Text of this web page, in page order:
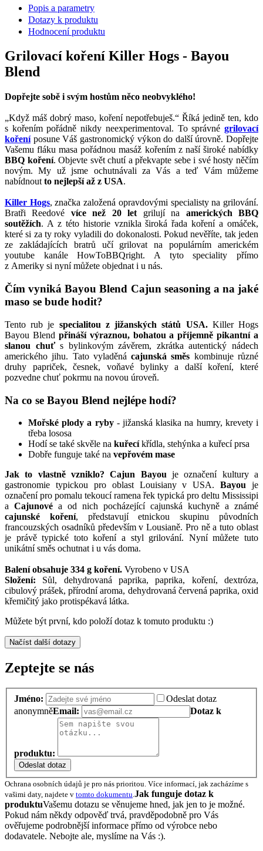
Popis a parametry
Dotazy k produktu
Hodnocení produktu
Grilovací koření Killer Hogs - Bayou
Blend
Dopřejte sobě i svým hostům něco neobvyklého!
„Když máš dobrý maso, koření nepotřebuješ.“ Říká jedině ten, kdo
s kořením pořádně nikdy neexperimentoval. To správné grilovací
kořeníposune Váš gastronomický výkon do další úrovně. Dopřejte
Vašemu fláku masa pořádnou masáž kořením z naší široké nabídky
BBQ koření. Objevte svět chutí a překvapte sebe i své hosty něčím
novým. My už jsme ochutnávali za Vás a teď Vám můžeme
nabídnout to nejlepší až z USA.
Killer Hogs, značka založená opravdovými specialisty na grilování.
Bratři Reedové více než 20 let grilují na amerických BBQ
soutěžích. A z této historie vznikla široká řada koření a omáček,
které si za ty roky vyladili do dokonalosti. Pokud nevěříte, tak jeden
ze zakládajících bratrů učí grilovat na populárním americkém
youtube kanále HowToBBQright. A tyto speciality přímo
z Ameriky si nyní můžete objednat i u nás.
Čím vyniká Bayou Blend Cajun seasoning a na jaké
maso se bude hodit?
Tento rub je specialitou z jižanských států USA.Killer Hogs
Bayou Blend přináší výraznou, bohatou a příjemně pikantní a
slanou chuťs bylinkovým závěrem, zkrátka autentický nádech
amerického jihu. Tato vyladěnácajunská směs kombinuje různé
druhy papriček, česnek, voňavé bylinky a další koření, které
pozvedne chuť pokrmu na novou úroveň.
Na co se Bayou Blend nejlépe hodí?
Mořské plody a ryby - jižanská klasika na humry, krevety i
třeba lososa
Hodí se také skvěle na kuřecíkřídla, stehýnka a kuřecí prsa
Dobře funguje také na vepřovém mase
Jak to vlastně vzniklo? Cajun Bayou je označení kultury a
gastronomie typickou pro oblast Louisiany v USA.Bayou je
označení pro pomalu tekoucí ramena řek typická pro deltu Mississipi
a Cajunové a od nich pocházející cajunská kuchyně a známé
cajunské koření, představují etnickou skupinu původních
francouzských osadníků především v Lousianě. Pro ně a tuto oblast
je právě typické toto koření a styl grilování. Nyní můžete tuto
unikátní směs ochutnat i u vás doma.
Balení obsahuje 334 g koření. Vyrobeno v USA
Složení: Sůl, dehydrovaná paprika, paprika, koření, dextróza,
cibulový prášek, přírodní aroma, dehydrovaná červená paprika, oxid
křemičitý jako protispékavá látka.
Můžete být první, kdo položí dotaz k tomuto produktu :)
Načíst další dotazy
Zeptejte se nás
Jméno:
Odeslat dotaz
anonymněEmail: Dotaz k
produktu:
Odeslat dotaz
Ochrana osobních údajů je pro nás prioritou. Více informací, jak zacházíme s
vašimi daty, najdete v tomto dokumentu Jak funguje dotaz k
produktuVašemu dotazu se věnujeme hned, jak jen to je možné.
Pokud nám někdy odpověď trvá, pravděpodobně pro Vás
ověřujeme podrobnější informace přímo od výrobce nebo
dodavatele. Nebojte ale, myslíme na Vás :).